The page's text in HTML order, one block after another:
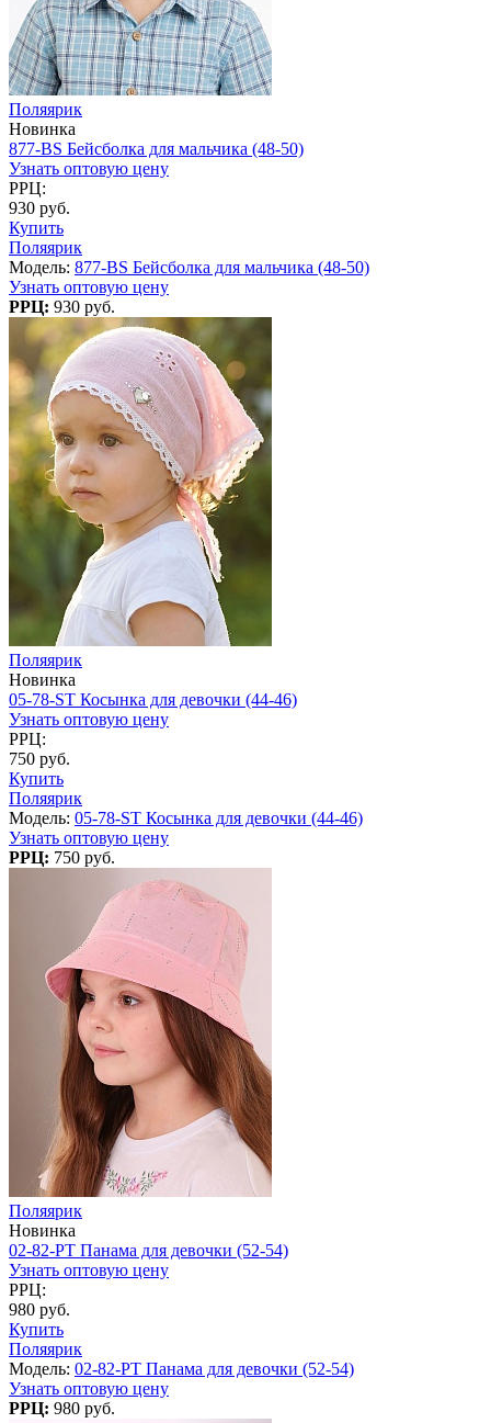
Поляярик
Новинка
877-BS Бейсболка для мальчика (48-50)
Узнать оптовую цену
РРЦ:
930 руб.
Купить
Поляярик
Модель: 877-BS Бейсболка для мальчика (48-50)
Узнать оптовую цену
РРЦ: 930 руб.
Поляярик
Новинка
05-78-ST Косынка для девочки (44-46)
Узнать оптовую цену
РРЦ:
750 руб.
Купить
Поляярик
Модель: 05-78-ST Косынка для девочки (44-46)
Узнать оптовую цену
РРЦ: 750 руб.
Поляярик
Новинка
02-82-PT Панама для девочки (52-54)
Узнать оптовую цену
РРЦ:
980 руб.
Купить
Поляярик
Модель: 02-82-PT Панама для девочки (52-54)
Узнать оптовую цену
РРЦ: 980 руб.